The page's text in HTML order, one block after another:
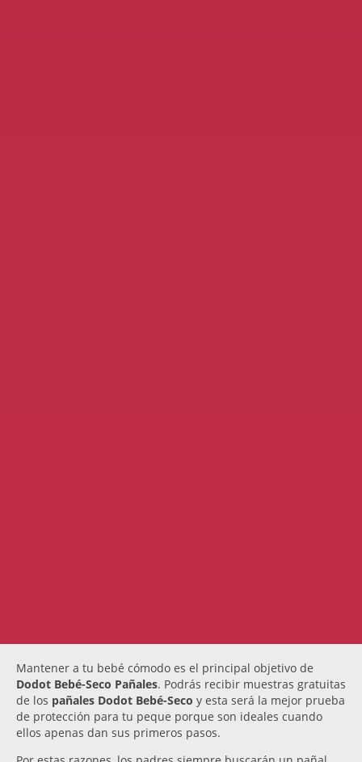
Mantener a tu bebé cómodo es el principal objetivo de
Dodot Bebé-Seco Pañales. Podrás recibir muestras gratuitas
de los pañales Dodot Bebé-Seco y esta será la mejor prueba
de protección para tu peque porque son ideales cuando
ellos apenas dan sus primeros pasos.